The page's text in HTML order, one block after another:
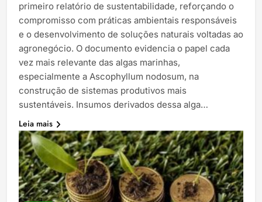
primeiro relatório de sustentabilidade, reforçando o
compromisso com práticas ambientais responsáveis
e o desenvolvimento de soluções naturais voltadas ao
agronegócio. O documento evidencia o papel cada
vez mais relevante das algas marinhas,
especialmente a Ascophyllum nodosum, na
construção de sistemas produtivos mais
sustentáveis. Insumos derivados dessa alga…
Leia mais